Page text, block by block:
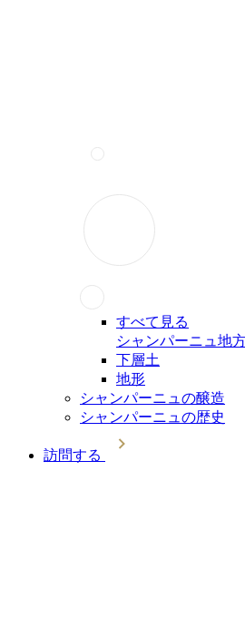
すべて見る
シャンパーニュ地
下層土
地形
シャンパーニュの醸造
シャンパーニュの歴史
訪問する